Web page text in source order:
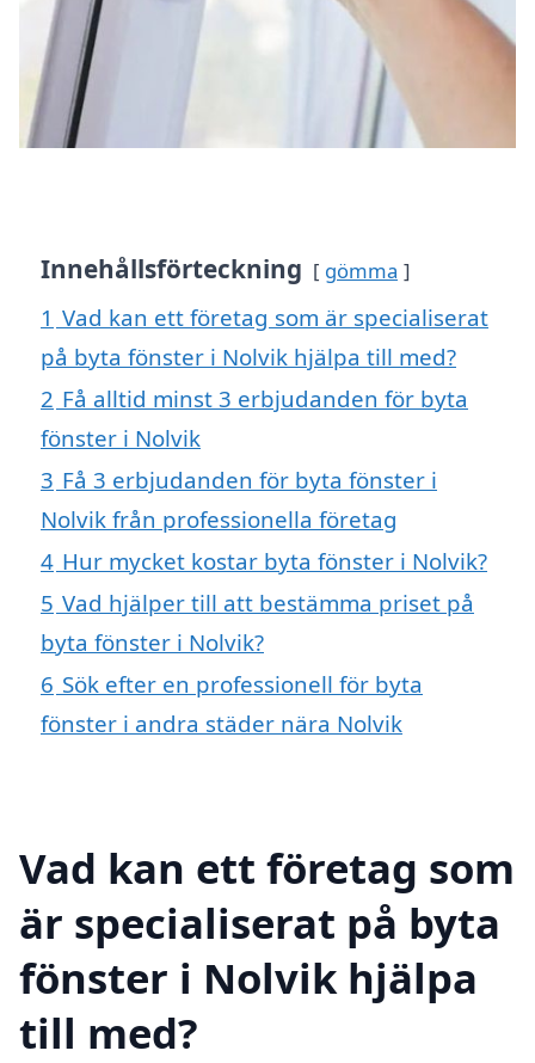
Innehållsförteckning gömma
1 Vad kan ett företag som är specialiserat
på byta fönster i Nolvik hjälpa till med?
2 Få alltid minst 3 erbjudanden för byta
fönster i Nolvik
3 Få 3 erbjudanden för byta fönster i
Nolvik från professionella företag
4 Hur mycket kostar byta fönster i Nolvik?
5 Vad hjälper till att bestämma priset på
byta fönster i Nolvik?
6 Sök efter en professionell för byta
fönster i andra städer nära Nolvik
Vad kan ett företag som
är specialiserat på byta
fönster i Nolvik hjälpa
till med?